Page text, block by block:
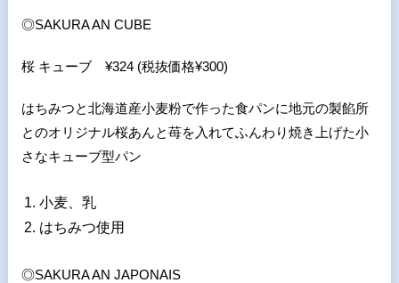
◎SAKURA AN CUBE
桜 キューブ ¥324 (税抜価格¥300)
はちみつと北海道産小麦粉で作った食パンに地元の製餡所
とのオリジナル桜あんと苺を入れてふんわり焼き上げた小
さなキューブ型パン
小麦、乳
はちみつ使用
◎SAKURA AN JAPONAIS